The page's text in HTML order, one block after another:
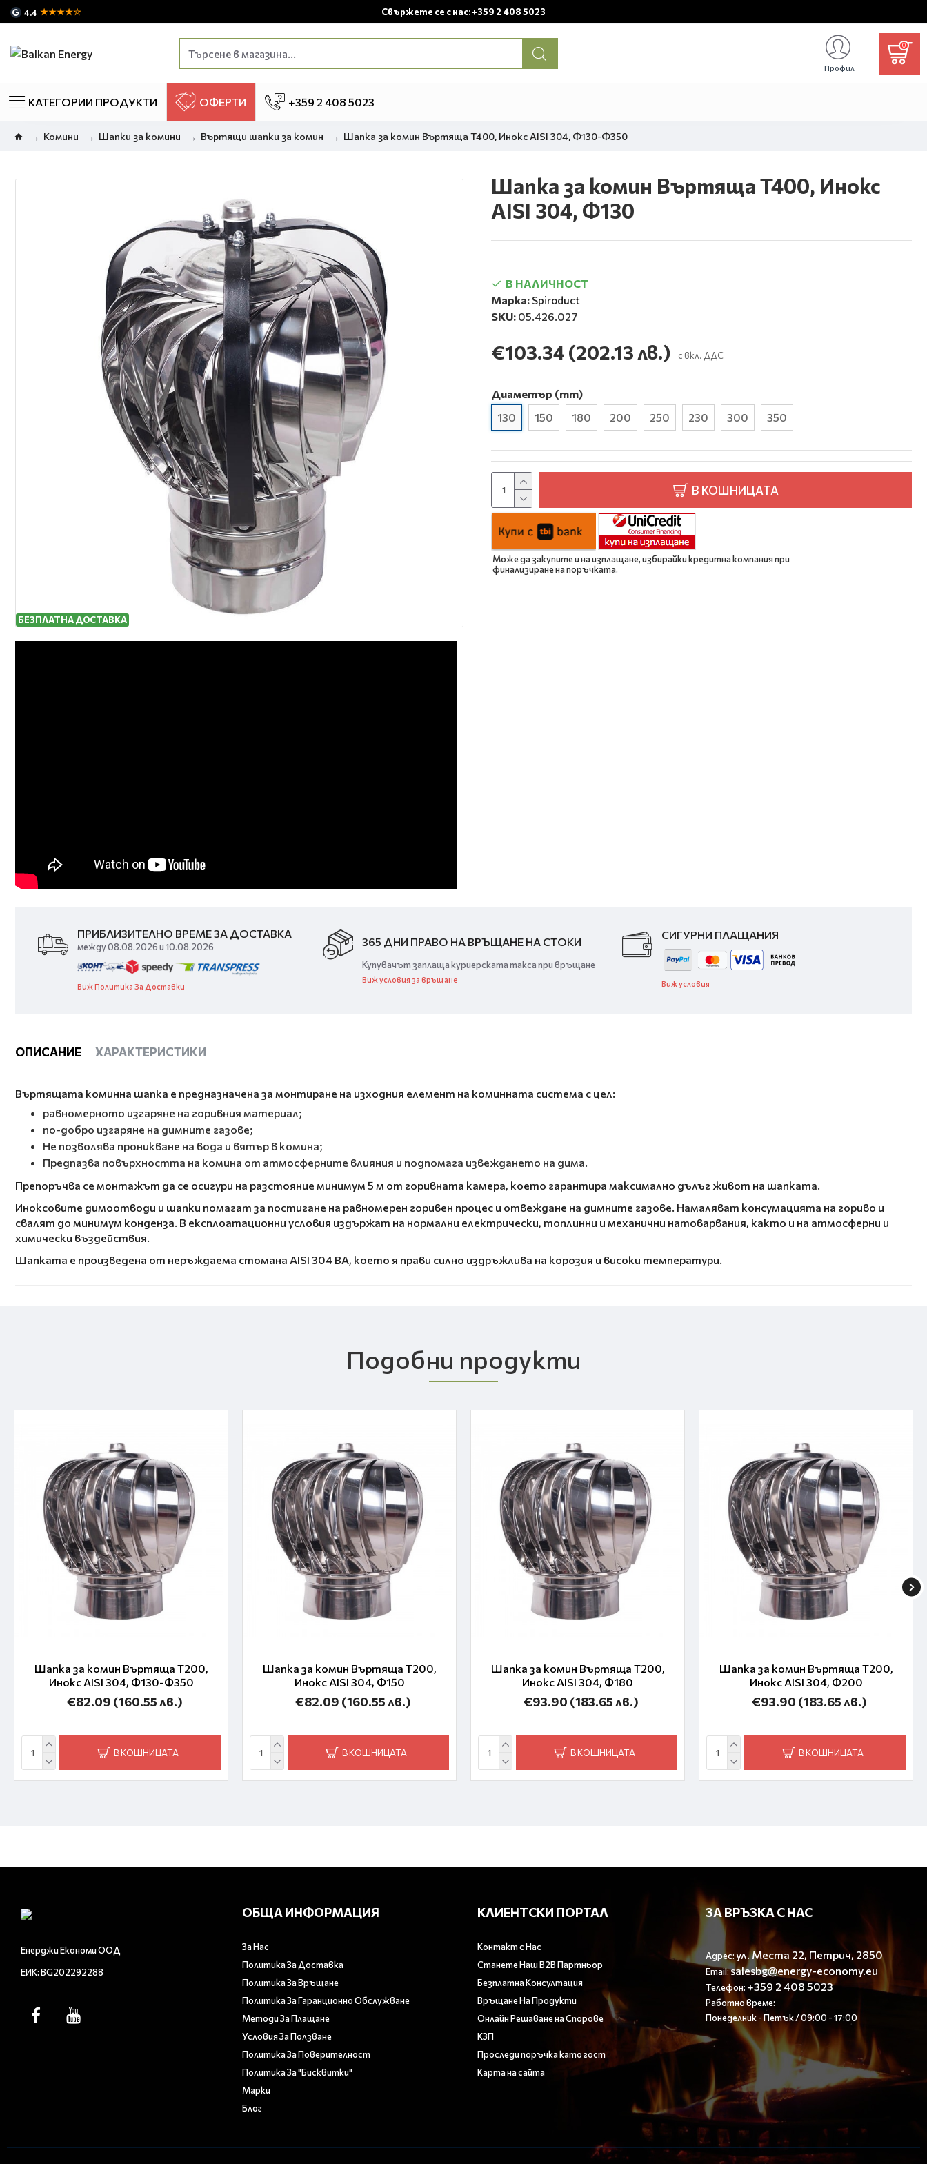
4.4 ★★★★☆ Свържете се с нас: +359 2 408 5023
Профил
0
КАТЕГОРИИ ПРОДУКТИ ОФЕРТИ +359 2 408 5023
Комини Шапки за комини Въртящи шапки за комин Шапка за комин Въртяща T400, Инокс AISI 304, Ф130-Ф350
БЕЗПЛАТНА ДОСТАВКА
Шапка за комин Въртяща T400, Инокс
AISI 304, Ф130
В НАЛИЧНОСТ
Марка: Spiroduct
SKU: 05.426.027
€103.34 (202.13 лв.) с вкл. ДДС
Диаметър (mm)
130
150 180 200 250 230 300 350
В КОШНИЦАТА
Може да закупите и на изплащане, избирайки кредитна компания при
финализиране на поръчката.
ПРИБЛИЗИТЕЛНО ВРЕМЕ ЗА ДОСТАВКА
между 08.08.2026 и 10.08.2026
Виж Политика За Доставки
365 ДНИ ПРАВО НА ВРЪЩАНЕ НА СТОКИ
Купувачът заплаща куриерската такса при връщане
Виж условия за връщане
СИГУРНИ ПЛАЩАНИЯ
Виж условия
ОПИСАНИЕ ХАРАКТЕРИСТИКИ
Въртящата коминна шапка е предназначена за монтиране на изходния елемент на коминната система с цел:
равномерното изгаряне на горивния материал;
по-добро изгаряне на димните газове;
Не позволява проникване на вода и вятър в комина;
Предпазва повърхността на комина от атмосферните влияния и подпомага извеждането на дима.
Препоръчва се монтажът да се осигури на разстояние минимум 5 м от горивната камера, което гарантира максимално дълъг живот на шапката.
Иноксовите димоотводи и шапки помагат за постигане на равномерен горивен процес и отвеждане на димните газове. Намаляват консумацията на гориво и
свалят до минимум конденза. В експлоатационни условия издържат на нормални електрически, топлинни и механични натоварвания, както и на атмосферни и
химически въздействия.
Шапката е произведена от неръждаема стомана AISI 304 BA, което я прави силно издръжлива на корозия и високи температури.
Подобни продукти
Шапка за комин Въртяща T200,
Инокс AISI 304, Ф130-Ф350
€82.09 (160.55 лв.)
В КОШНИЦАТА
Шапка за комин Въртяща T200,
Инокс AISI 304, Ф150
€82.09 (160.55 лв.)
В КОШНИЦАТА
Шапка за комин Въртяща T200,
Инокс AISI 304, Ф180
€93.90 (183.65 лв.)
В КОШНИЦАТА
Шапка за комин Въртяща T200,
Инокс AISI 304, Ф200
€93.90 (183.65 лв.)
В КОШНИЦАТА
Енерджи Економи ООД
ЕИК: BG202292288
ОБЩА ИНФОРМАЦИЯ
За Нас
Политика За Доставка
Политика За Връщане
Политика За Гаранционно Обслужване
Методи За Плащане
Условия За Ползване
Политика За Поверителност
Политика За "Бисквитки"
Марки
Блог
КЛИЕНТСКИ ПОРТАЛ
Контакт с Нас
Станете Наш B2B Партньор
Безплатна Консултация
Връщане На Продукти
Онлайн Решаване на Спорове
КЗП
Проследи поръчка като гост
Карта на сайта
ЗА ВРЪЗКА С НАС
Адрес:ул. Места 22, Петрич, 2850
Email:salesbg@energy-economy.eu
Телефон: +359 2 408 5023
Работно време:
Понеделник - Петък / 09:00 - 17:00